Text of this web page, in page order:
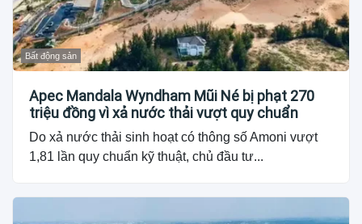
Bất động sản
Apec Mandala Wyndham Mũi Né bị phạt 270
triệu đồng vì xả nước thải vượt quy chuẩn
Do xả nước thải sinh hoạt có thông số Amoni vượt
1,81 lần quy chuẩn kỹ thuật, chủ đầu tư...